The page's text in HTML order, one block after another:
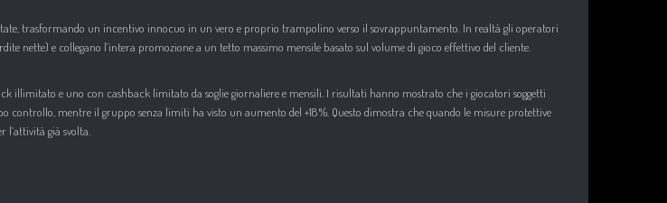
trasformando un incentivo innocuo in un vero e proprio trampolino verso il sovrappuntamento. In realtà gli operatori
nette) e collegano l’intera promozione a un tetto massimo mensile basato sul volume di gioco effettivo del cliente.
illimitato e uno con cashback limitato da soglie giornaliere e mensili. I risultati hanno mostrato che i giocatori soggetti
controllo, mentre il gruppo senza limiti ha visto un aumento del +18 %. Questo dimostra che quando le misure protettive
già svolta.